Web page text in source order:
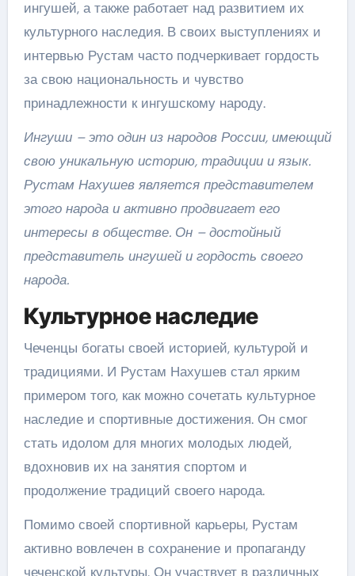
ингушей, а также работает над развитием их
культурного наследия. В своих выступлениях и
интервью Рустам часто подчеркивает гордость
за свою национальность и чувство
принадлежности к ингушскому народу.
Ингуши – это один из народов России, имеющий
свою уникальную историю, традиции и язык.
Рустам Нахушев является представителем
этого народа и активно продвигает его
интересы в обществе. Он – достойный
представитель ингушей и гордость своего
народа.
Культурное наследие
Чеченцы богаты своей историей, культурой и
традициями. И Рустам Нахушев стал ярким
примером того, как можно сочетать культурное
наследие и спортивные достижения. Он смог
стать идолом для многих молодых людей,
вдохновив их на занятия спортом и
продолжение традиций своего народа.
Помимо своей спортивной карьеры, Рустам
активно вовлечен в сохранение и пропаганду
чеченской культуры. Он участвует в различных